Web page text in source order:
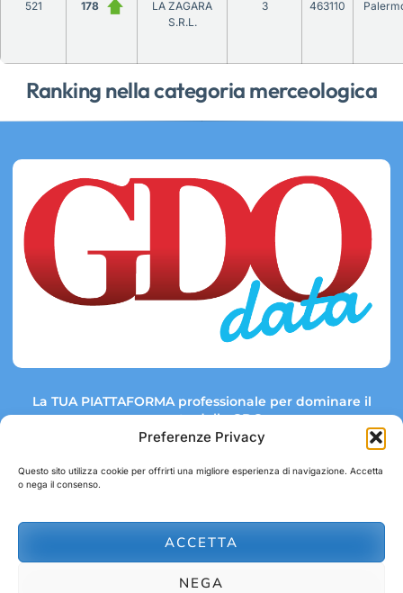
Preferenze Privacy
Questo sito utilizza cookie per offrirti una migliore esperienza di navigazione. Accetta
o nega il consenso.
ACCETTA
NEGA
Ranking nella categoria merceologica
521 178
LA ZAGARA
S.R.L.
3 463110
La TUA PIATTAFORMA professionale per dominare il
mercato della GDO.
Link rapidi:
abbonamenti@gdodata.it